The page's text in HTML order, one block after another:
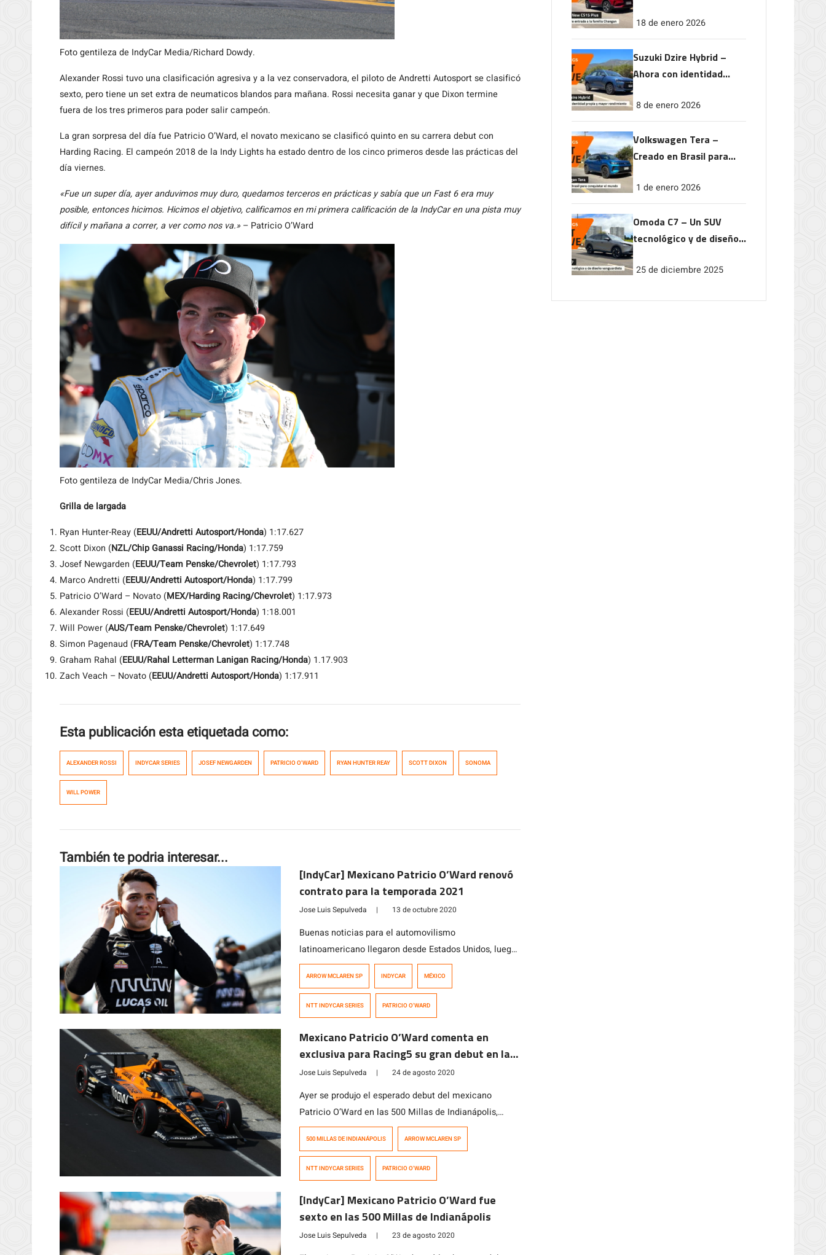
Foto gentileza de IndyCar Media/Richard Dowdy.
Alexander Rossi tuvo una clasificación agresiva y a la vez conservadora, el piloto de Andretti Autosport se clasificó
sexto, pero tiene un set extra de neumaticos blandos para mañana. Rossi necesita ganar y que Dixon termine
fuera de los tres primeros para poder salir campeón.
La gran sorpresa del día fue Patricio O’Ward, el novato mexicano se clasificó quinto en su carrera debut con
Harding Racing. El campeón 2018 de la Indy Lights ha estado dentro de los cinco primeros desde las prácticas del
día viernes.
«Fue un super día, ayer anduvimos muy duro, quedamos terceros en prácticas y sabía que un Fast 6 era muy
posible, entonces hicimos. Hicimos el objetivo, calificamos en mi primera calificación de la IndyCar en una pista muy
difícil y mañana a correr, a ver como nos va.» – Patricio O’Ward
Foto gentileza de IndyCar Media/Chris Jones.
Grilla de largada
Ryan Hunter-Reay (EEUU/Andretti Autosport/Honda) 1:17.627
Scott Dixon (NZL/Chip Ganassi Racing/Honda) 1:17.759
Josef Newgarden (EEUU/Team Penske/Chevrolet) 1:17.793
Marco Andretti (EEUU/Andretti Autosport/Honda) 1:17.799
Patricio O’Ward – Novato (MEX/Harding Racing/Chevrolet) 1:17.973
Alexander Rossi (EEUU/Andretti Autosport/Honda) 1:18.001
Will Power (AUS/Team Penske/Chevrolet) 1:17.649
Simon Pagenaud (FRA/Team Penske/Chevrolet) 1:17.748
Graham Rahal (EEUU/Rahal Letterman Lanigan Racing/Honda) 1.17.903
Zach Veach – Novato (EEUU/Andretti Autosport/Honda) 1:17.911
Esta publicación esta etiquetada como:
ALEXANDER ROSSI INDYCAR SERIES JOSEF NEWGARDEN PATRICIO O'WARD RYAN HUNTER REAY SCOTT DIXON SONOMA
WILL POWER
También te podria interesar...
[IndyCar] Mexicano Patricio O’Ward renovó
contrato para la temporada 2021
Jose Luis Sepulveda | 13 de octubre 2020
Buenas noticias para el automovilismo
latinoamericano llegaron desde Estados Unidos, luego
que se anunciara la renovación de contrato entre el
mexicano Patricio O’Ward y el equipo Arrow McLaren
en la categoría norteamericana. A la fecha, «Pato» ha
sumado tres podios y una pole position, y marcha
quinto […]
ARROW MCLAREN SP INDYCAR MÉXICO
NTT INDYCAR SERIES PATRICIO O'WARD
Mexicano Patricio O’Ward comenta en
exclusiva para Racing5 su gran debut en las
500 Millas de Indianápolis
Jose Luis Sepulveda | 24 de agosto 2020
Ayer se produjo el esperado debut del mexicano
Patricio O’Ward en las 500 Millas de Indianápolis,
luego de no haber clasificado el año pasado a la
clásica prueba que se celebra en el mes de Mayo, pero
aplazó para Agosto. Todo salió bien para el oriundo de
[…]
500 MILLAS DE INDIANÁPOLIS ARROW MCLAREN SP
NTT INDYCAR SERIES PATRICIO O'WARD
[IndyCar] Mexicano Patricio O’Ward fue
sexto en las 500 Millas de Indianápolis
Jose Luis Sepulveda | 23 de agosto 2020
18 de enero 2026
Suzuki Dzire Hybrid –
Ahora con identidad
rendimiento
8 de enero 2026
Volkswagen Tera –
Creado en Brasil para
1 de enero 2026
Omoda C7 – Un SUV
tecnológico y de diseño
25 de diciembre 2025